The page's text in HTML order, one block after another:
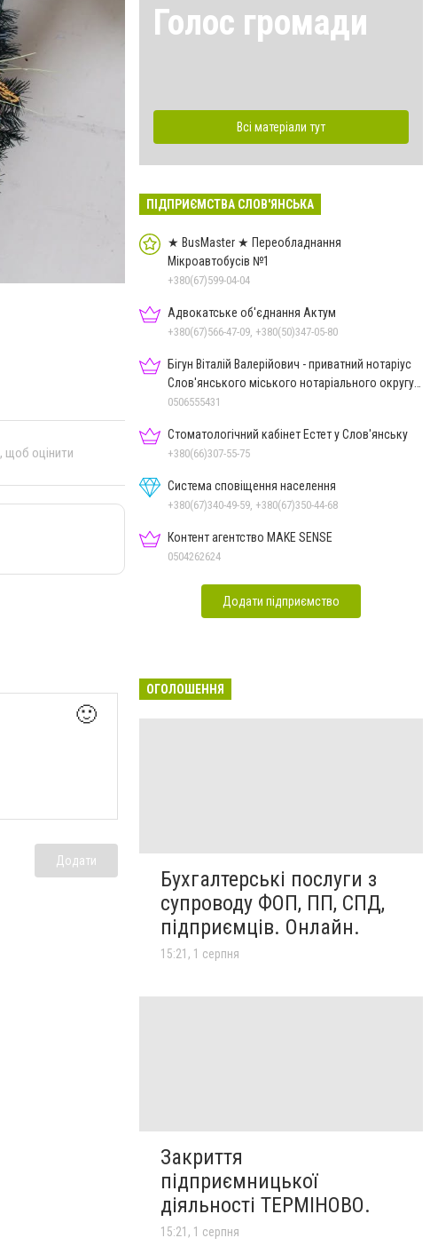
, щоб оцінити
🙂
Додати
Голос громади
Всі матеріали тут
ПІДПРИЄМСТВА СЛОВ'ЯНСЬКА
★ BusMaster ★ Переобладнання
Мікроавтобусів №1
+380(67)599-04-04
Адвокатське об'єднання Актум
+380(67)566-47-09, +380(50)347-05-80
Бігун Віталій Валерійович - приватний нотаріус
Слов'янського міського нотаріального округу
Дон.обл.
0506555431
Стоматологічний кабінет Естет у Слов'янську
+380(66)307-55-75
Система сповіщення населення
+380(67)340-49-59, +380(67)350-44-68
Контент агентство MAKE SENSE
0504262624
Додати підприємство
ОГОЛОШЕННЯ
Бухгалтерські послуги з
супроводу ФОП, ПП, СПД,
підприємців. Онлайн.
15:21, 1 серпня
Закриття
підприємницької
діяльності ТЕРМІНОВО.
15:21, 1 серпня